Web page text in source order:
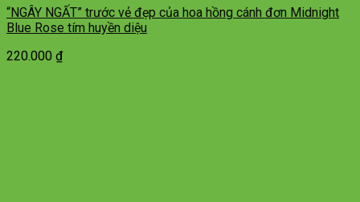
“NGÂY NGẤT” trước vẻ đẹp của hoa hồng cánh đơn Midnight
Blue Rose tím huyền diệu
220.000 ₫